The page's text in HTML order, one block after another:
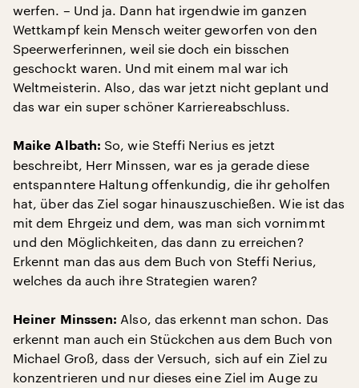
werfen. – Und ja. Dann hat irgendwie im ganzen
Wettkampf kein Mensch weiter geworfen von den
Speerwerferinnen, weil sie doch ein bisschen
geschockt waren. Und mit einem mal war ich
Weltmeisterin. Also, das war jetzt nicht geplant und
das war ein super schöner Karriereabschluss.
Maike Albath: So, wie Steffi Nerius es jetzt
beschreibt, Herr Minssen, war es ja gerade diese
entspanntere Haltung offenkundig, die ihr geholfen
hat, über das Ziel sogar hinauszuschießen. Wie ist das
mit dem Ehrgeiz und dem, was man sich vornimmt
und den Möglichkeiten, das dann zu erreichen?
Erkennt man das aus dem Buch von Steffi Nerius,
welches da auch ihre Strategien waren?
Heiner Minssen: Also, das erkennt man schon. Das
erkennt man auch ein Stückchen aus dem Buch von
Michael Groß, dass der Versuch, sich auf ein Ziel zu
konzentrieren und nur dieses eine Ziel im Auge zu